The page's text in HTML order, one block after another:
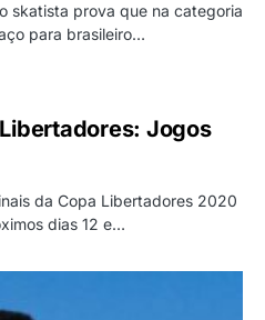
skatista prova que na categoria
para brasileiro…
Jogos
da Copa Libertadores 2020
dias 12 e…